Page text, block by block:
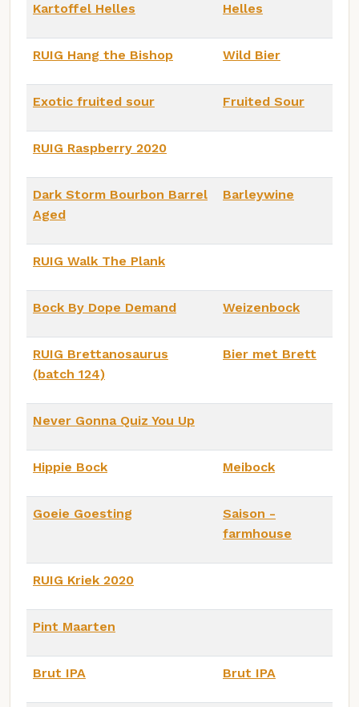
Kartoffel Helles Helles
RUIG Hang the Bishop Wild Bier
Exotic fruited sour Fruited Sour
RUIG Raspberry 2020
Dark Storm Bourbon Barrel
Aged
Barleywine
RUIG Walk The Plank
Bock By Dope Demand Weizenbock
RUIG Brettanosaurus
(batch 124)
Bier met Brett
Never Gonna Quiz You Up
Hippie Bock Meibock
Goeie Goesting
Saison -
farmhouse
RUIG Kriek 2020
Pint Maarten
Brut IPA Brut IPA